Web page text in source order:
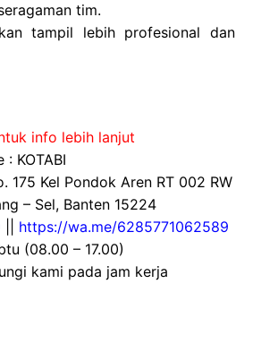
tim.
tampil lebih profesional dan
info lebih lanjut
: KOTABI
175 Kel Pondok Aren RT 002 RW
– Sel, Banten 15224
https://wa.me/6285771062589
(08.00 – 17.00)
kami pada jam kerja